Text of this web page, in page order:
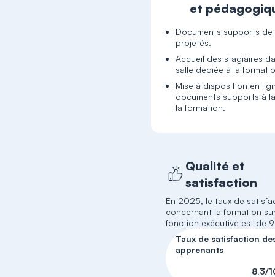
et
Documents supports
projetés.
Accueil des stagiaires
salle dédiée à la
Mise à disposition en
documents supports à
la formation.
Qualité et
satisfaction
En 2025, le taux de
concernant la formation
fonction exécutive est de
Taux de satisfaction
apprenants
8,3/